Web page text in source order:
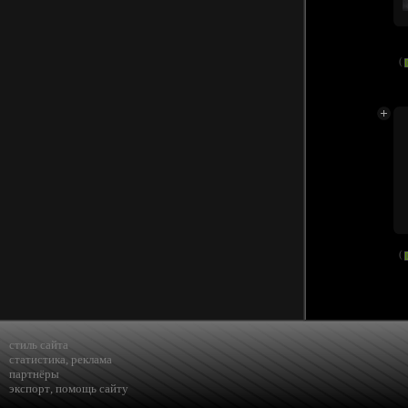
(
(
стиль сайта
статистика, реклама
партнёры
экспорт, помощь сайту